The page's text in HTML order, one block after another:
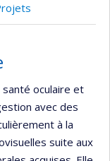
santé oculaire et
avec des
à la
suite aux